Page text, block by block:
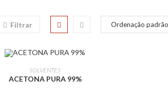
Filtrar
LEIA MAIS
SOLVENTES
ACETONA PURA 99%